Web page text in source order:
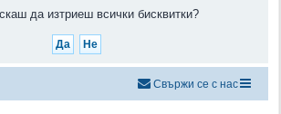
да изтриеш всички бисквитки?
Свържи се с нас